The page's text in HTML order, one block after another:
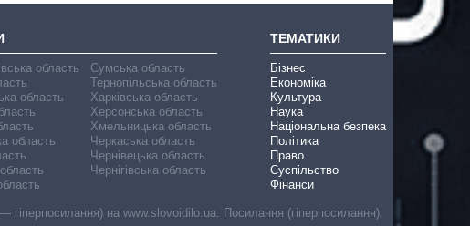
область
область
область
Сумська область
Тернопільська область
Харківська область
Херсонська область
Хмельницька область
Черкаська область
Чернівецька область
Чернігівська область
ТЕМАТИКИ
Бізнес
Економіка
Культура
Наука
Національна безпека
Політика
Право
Суспільство
Фінанси
гіперпосилання) на www.slovoidilo.ua. Посилання (гіперпосилання)